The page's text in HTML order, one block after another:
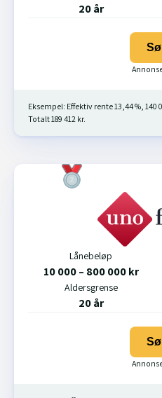
20 år
Eksempel: Effektiv rente 13,44 %, 140
Totalt 189 412 kr.
Lånebeløp
10 000 – 800 000 kr
Aldersgrense
20 år